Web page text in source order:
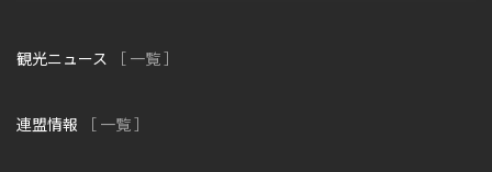
観光ニュース ［ 一覧 ］
連盟情報 ［ 一覧 ］